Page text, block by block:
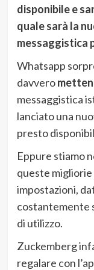
disponibile e
quale sarà la
messaggistica
Whatsapp
davvero
messaggistica
lanciato una
presto
Eppure stiamo
queste migliorie
impostazioni,
costantemente
di utilizzo.
Zuckemberg
regalare con